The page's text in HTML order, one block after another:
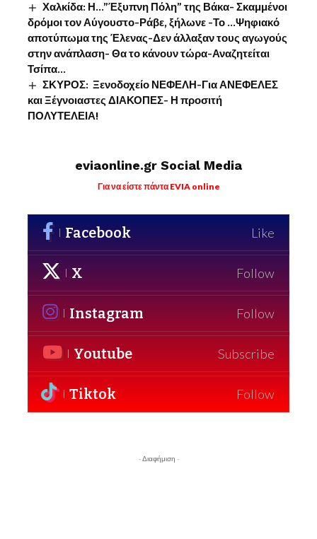
Χαλκίδα: Η…”Έξυπνη Πόλη” της Βάκα- Σκαμμένοι
δρόμοι τον Αύγουστο-Ράβε, ξήλωνε -Το …Ψηφιακό
αποτύπωμα της Έλενας-Δεν άλλαξαν τους αγωγούς
στην ανάπλαση- Θα το κάνουν τώρα-Αναζητείται
Τσίπα…
ΣΚΥΡΟΣ: Ξενοδοχείο ΝΕΦΕΛΗ-Για ΑΝΕΦΕΛΕΣ
και Ξέγνοιαστες ΔΙΑΚΟΠΕΣ- Η προσιτή
ΠΟΛΥΤΕΛΕΙΑ!
eviaonline.gr Social Media
Για να είστε πάντα EVIA online
Facebook Like
X Follow
Instagram Follow
Youtube Subscribe
Tiktok Follow
- Διαφήμιση -